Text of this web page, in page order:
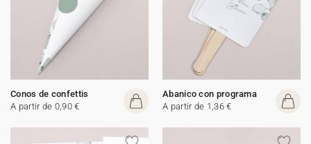
Conos de confettis
A partir de 0,90 €
Abanico con programa
A partir de 1,36 €